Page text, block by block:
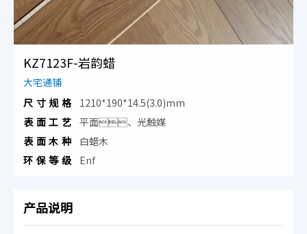
KZ7123F-岩韵蜡
大宅通铺
尺寸规格
1210*190*14.5(3.0)mm
表面工艺 平面、光触媒
表面木种
白蜡木
环保等级
Enf
产品说明